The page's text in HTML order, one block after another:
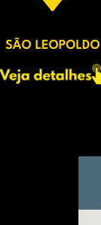
SÃO LEOPOLDO